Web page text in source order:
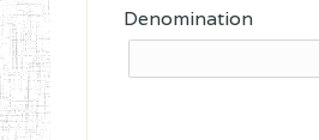
Denomination